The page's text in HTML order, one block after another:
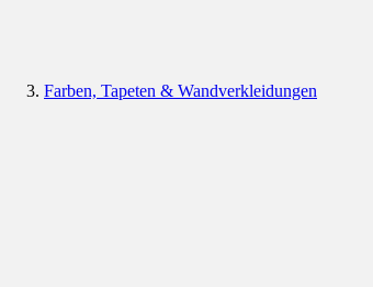
Farben, Tapeten & Wandverkleidungen